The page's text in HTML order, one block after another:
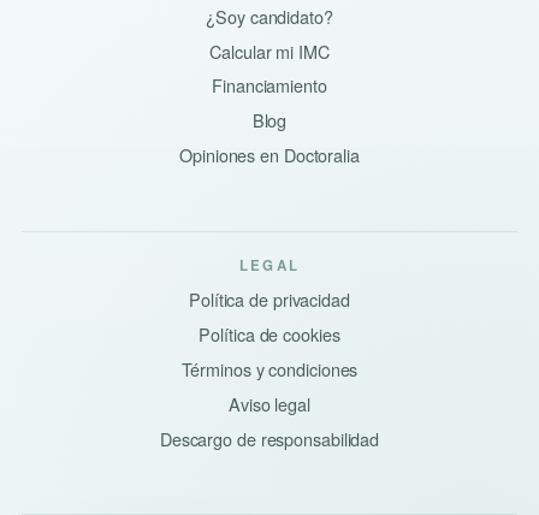
¿Soy candidato?
Calcular mi IMC
Financiamiento
Blog
Opiniones en Doctoralia
LEGAL
Política de privacidad
Política de cookies
Términos y condiciones
Aviso legal
Descargo de responsabilidad